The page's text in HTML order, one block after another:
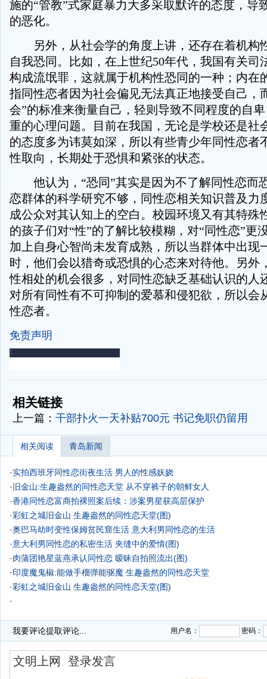
施的“管教”式家庭暴力大多采取默许的态度，导
的恶化。
另外，从社会学的角度上讲，还存在着机构
自我恐同。比如，在上世纪50年代，我国有关司
构成流氓罪，这就属于机构性恐同的一种；内在
指同性恋者因为社会偏见无法真正地接受自己，
会”的标准来衡量自己，轻则导致不同程度的自
重的心理问题。目前在我国，无论是学校还是社
的态度多为讳莫如深，所以有些青少年同性恋者
性取向，长期处于恐惧和紧张的状态。
他认为，“恐同”其实是因为不了解同性恋而
恋群体的科学研究不够，同性恋相关知识普及力
成公众对其认知上的空白。校园环境又有其特殊
的孩子们对“性”的了解比较模糊，对“同性恋”更
加上自身心智尚未发育成熟，所以当群体中出现
时，他们会以猎奇或恐惧的心态来对待他。另外
性相处的机会很多，对同性恋缺乏基础认识的人
对所有同性有不可抑制的爱慕和侵犯欲，所以会
性恋者。
免责声明
-
相关链接
上一篇： 干部扑火一天补贴700元 书记免职仍留用
相关阅读 青岛新闻
·实拍西班牙同性恋街夜生活 男人的性感妖娆
· 旧金山:生趣盎然的同性恋天堂 从不穿裤子的朝鲜女人
·香港同性恋富商拍裸照案后续：涉案男星获高层保护
·彩虹之城旧金山 生趣盎然的同性恋天堂(图)
·奥巴马幼时变性保姆贫民窟生活 意大利男同性恋的生活
·意大利男同性恋的私密生活 夹缝中的爱情(图)
·肉蒲团艳星蓝燕承认同性恋 暧昧自拍照流出(图)
·印度魔鬼椒:能做手榴弹能驱魔 生趣盎然的同性恋天堂
·彩虹之城旧金山 生趣盎然的同性恋天堂(图)
·
我要评论提取评论... 用户名： 密码：